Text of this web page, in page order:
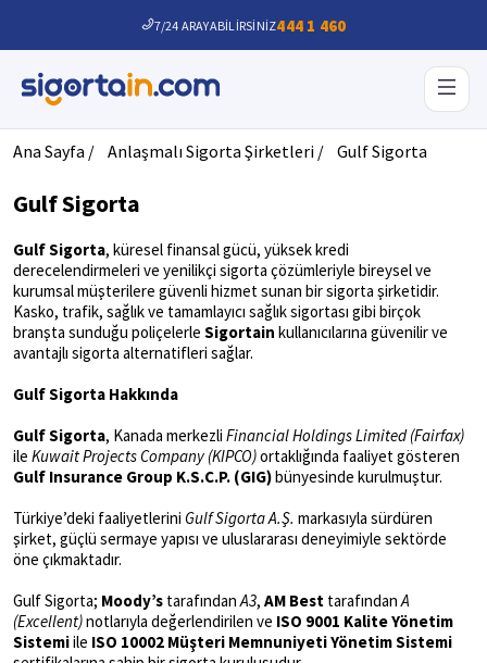
7/24 ARAYABİLİRSİNİZ444 1 460
Ana Sayfa / Anlaşmalı Sigorta Şirketleri / Gulf Sigorta
Gulf Sigorta
Gulf Sigorta, küresel finansal gücü, yüksek kredi
derecelendirmeleri ve yenilikçi sigorta çözümleriyle bireysel ve
kurumsal müşterilere güvenli hizmet sunan bir sigorta şirketidir.
Kasko, trafik, sağlık ve tamamlayıcı sağlık sigortası gibi birçok
branşta sunduğu poliçelerle Sigortain kullanıcılarına güvenilir ve
avantajlı sigorta alternatifleri sağlar.
Gulf Sigorta Hakkında
Gulf Sigorta, Kanada merkezli Financial Holdings Limited (Fairfax)
ile Kuwait Projects Company (KIPCO)ortaklığında faaliyet gösteren
Gulf Insurance Group K.S.C.P. (GIG)bünyesinde kurulmuştur.
Türkiye’deki faaliyetlerini Gulf Sigorta A.Ş. markasıyla sürdüren
şirket, güçlü sermaye yapısı ve uluslararası deneyimiyle sektörde
öne çıkmaktadır.
Gulf Sigorta; Moody’s tarafındanA3, AM Best tarafındanA
(Excellent)notlarıyla değerlendirilen ve ISO 9001 Kalite Yönetim
Sistemiile ISO 10002 Müşteri Memnuniyeti Yönetim Sistemi